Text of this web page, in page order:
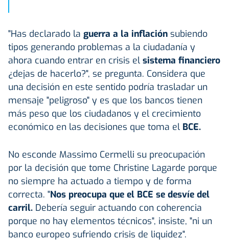
"Has declarado la guerra a la inflación subiendo
tipos generando problemas a la ciudadanía y
ahora cuando entrar en crisis el sistema financiero
¿dejas de hacerlo?", se pregunta. Considera que
una decisión en este sentido podría trasladar un
mensaje "peligroso" y es que los bancos tienen
más peso que los ciudadanos y el crecimiento
económico en las decisiones que toma el BCE.
No esconde Massimo Cermelli su preocupación
por la decisión que tome Christine Lagarde porque
no siempre ha actuado a tiempo y de forma
correcta. "Nos preocupa que el BCE se desvíe del
carril. Debería seguir actuando con coherencia
porque no hay elementos técnicos", insiste, "ni un
banco europeo sufriendo crisis de liquidez".